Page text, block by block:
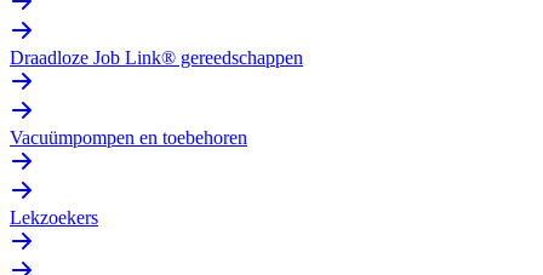
Draadloze Job Link® gereedschappen
Vacuümpompen en toebehoren
Lekzoekers